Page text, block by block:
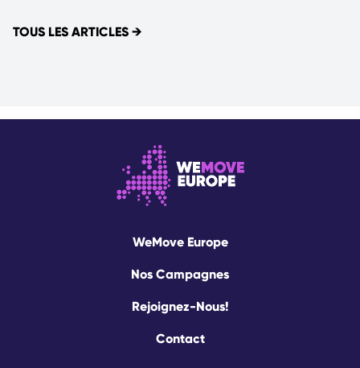
TOUS LES ARTICLES →
WeMove Europe
Nos Campagnes
Rejoignez-Nous!
Contact